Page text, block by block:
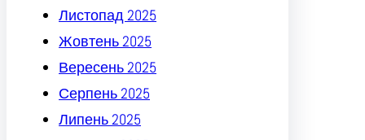
Листопад 2025
Жовтень 2025
Вересень 2025
Серпень 2025
Липень 2025